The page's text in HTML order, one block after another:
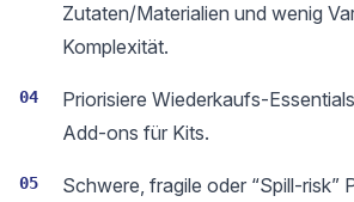
Zutaten/Materialien und wenig
Komplexität.
04
Priorisiere Wiederkaufs-
Add-ons für Kits.
05
Schwere, fragile oder “Spill-risk”